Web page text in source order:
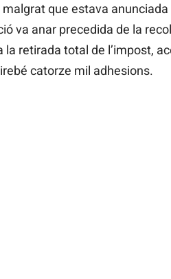
que estava anunciada
va anar precedida de la
la retirada total de l’impost,
catorze mil adhesions.